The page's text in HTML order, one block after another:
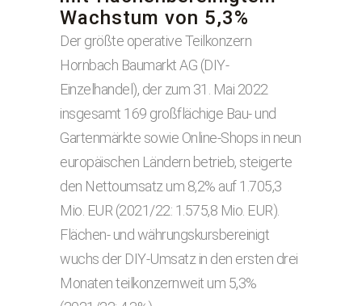
Wachstum von 5,3%
Der größte operative Teilkonzern
Hornbach Baumarkt AG (DIY-
Einzelhandel), der zum 31. Mai 2022
insgesamt 169 großflächige Bau- und
Gartenmärkte sowie Online-Shops in neun
europäischen Ländern betrieb, steigerte
den Nettoumsatz um 8,2% auf 1.705,3
Mio. EUR (2021/22: 1.575,8 Mio. EUR).
Flächen- und währungskursbereinigt
wuchs der DIY-Umsatz in den ersten drei
Monaten teilkonzernweit um 5,3%